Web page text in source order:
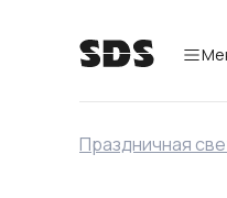
Праздничная